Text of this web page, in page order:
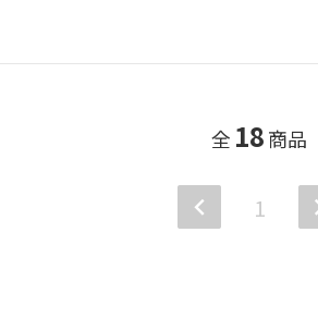
全 18商品
1